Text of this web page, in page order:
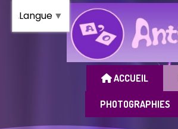
ACCUEIL
PHOTOGRAPHIES
Langue ▼
Panneau de gestion des cookies